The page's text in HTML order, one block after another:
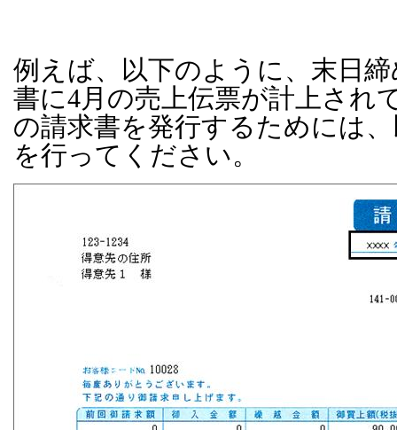
例えば、以下のように、末日
書に4月の売上伝票が計上され
の請求書を発行するためには
を行ってください。